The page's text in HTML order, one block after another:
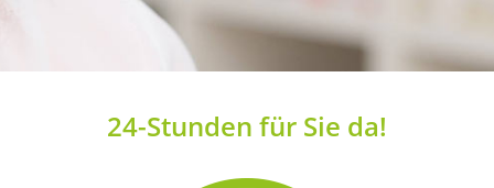
24-Stunden für Sie da!